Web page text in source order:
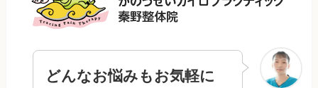
どんなお悩みもお気軽に